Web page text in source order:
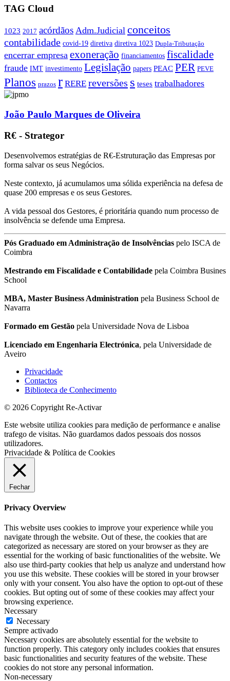
TAG Cloud
1023 2017 acórdãos Adm.Judicial conceitos
contabilidade covid-19 diretiva diretiva 1023 Dupla-Tributação
encerrar empresa exoneração financiamentos fiscalidade
fraude IMT investimento Legislação papers PEAC PER PEVE
Planos prazos r RERE reversões s teses trabalhadores
João Paulo Marques de Oliveira
R€ - Strategor
Desenvolvemos estratégias de R€-Estruturação das Empresas por
forma salvar os seus Negócios.
Neste contexto, já acumulamos uma sólida experiência na defesa de
quase 200 empresas e os seus Gestores.
A vida pessoal dos Gestores, é prioritária quando num processo de
insolvência se defende uma Empresa.
Pós Graduado em Administração de Insolvências pelo ISCA de
Coimbra
Mestrando em Fiscalidade e Contabilidade pela Coimbra Busines
School
MBA, Master Business Administration pela Business School de
Navarra
Formado em Gestão pela Universidade Nova de Lisboa
Licenciado em Engenharia Electrónica, pela Universidade de
Aveiro
Privacidade
Contactos
Biblioteca de Conhecimento
© 2026 Copyright Re-Activar
Este website utiliza cookies para medição de performance e analise
trafego de visitas. Não guardamos dados pessoais dos nossos
utilizadores.
Privacidade & Política de Cookies
Fechar
Privacy Overview
This website uses cookies to improve your experience while you
navigate through the website. Out of these, the cookies that are
categorized as necessary are stored on your browser as they are
essential for the working of basic functionalities of the website. We
also use third-party cookies that help us analyze and understand how
you use this website. These cookies will be stored in your browser
only with your consent. You also have the option to opt-out of these
cookies. But opting out of some of these cookies may affect your
browsing experience.
Necessary
Necessary
Sempre activado
Necessary cookies are absolutely essential for the website to
function properly. This category only includes cookies that ensures
basic functionalities and security features of the website. These
cookies do not store any personal information.
Non-necessary